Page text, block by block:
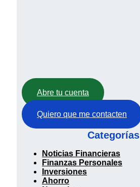
Abre tu cuenta
Quiero que me contacten
Categorías
Noticias Financieras
Finanzas Personales
Inversiones
Ahorro